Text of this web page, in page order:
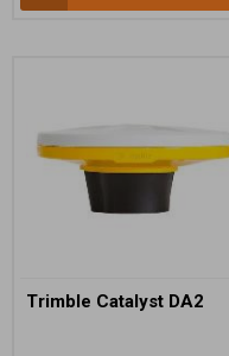
Trimble Catalyst DA2